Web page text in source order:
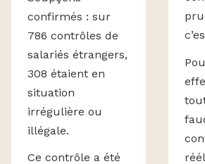
confirmés : sur
786 contrôles de
salariés étrangers,
308 étaient en
situation
irrégulière ou
illégale.
Ce contrôle a été